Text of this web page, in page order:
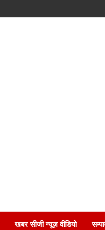
खबर सीजी न्यूज़ वीडियो